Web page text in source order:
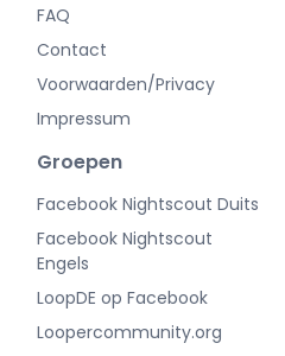
FAQ
Contact
Voorwaarden/Privacy
Impressum
Groepen
Facebook Nightscout Duits
Facebook Nightscout
Engels
LoopDE op Facebook
Loopercommunity.org